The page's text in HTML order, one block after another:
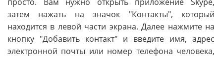
затем нажать на значок "Контакты", который
находится в левой части экрана. Далее нажмите на
кнопку "Добавить контакт" и введите имя, адрес
электронной почты или номер телефона человека,